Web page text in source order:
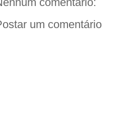
um comentário